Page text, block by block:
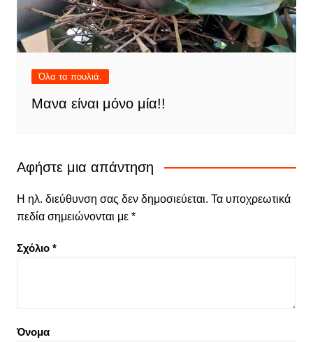
Όλα τα πουλιά.
Μανα είναι μόνο μία!!
Αφήστε μια απάντηση
Η ηλ. διεύθυνση σας δεν δημοσιεύεται. Τα υποχρεωτικά
πεδία σημειώνονται με *
Σχόλιο *
Όνομα